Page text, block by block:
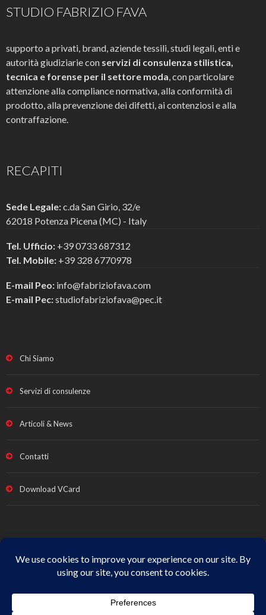
STUDIO FABRIZIO FAVA
supporto a privati, brand, aziende tessili, studi legali, enti e
autorità giudiziarie con servizi di consulenza stilistica,
tecnica e forense per il settore moda , con particolare
attenzione alla compliance normativa, alla conformità di
prodotto, alla prevenzione dei difetti, ai contenziosi e alla
contraffazione.
RECAPITI
Sede Legale:c.da San Girio, 32/e
62018 Potenza Picena (MC) - Italy
Tel. Ufficio: +39 0733 687312
Tel. Mobile: +39 328 6770978
E-mail Peo: info@fabriziofava.com
E-mail Pec:studiofabriziofava@pec.it
Chi Siamo
Servizi di consulenze
Articoli & News
Contatti
Download VCard